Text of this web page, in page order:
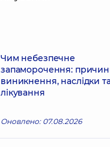
Корх
Наталія
Чим небезпечне
запаморочення:
виникнення, наслідки
лікування
Оновлено: 07.08.2026